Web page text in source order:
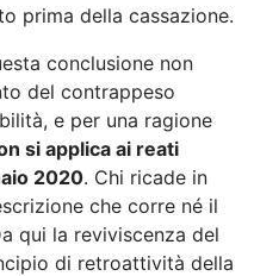
prima della cassazione.
conclusione non
del contrappeso
e per una ragione
si applica ai reati
2020. Chi ricade in
che corre né il
qui la reviviscenza del
di retroattività della